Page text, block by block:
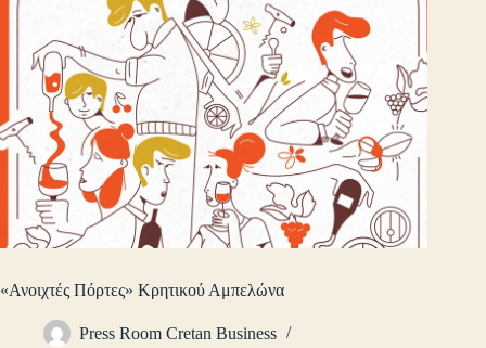
«Ανοιχτές Πόρτες» Κρητικού Αμπελώνα
Press Room Cretan Business